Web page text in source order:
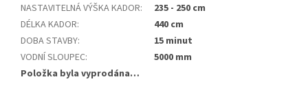
NASTAVITELNÁ VÝŠKA KADOR:
235 - 250 cm
DÉLKA KADOR:
440 cm
DOBA STAVBY:
15 minut
VODNÍ SLOUPEC:
5000 mm
Položka byla vyprodána…